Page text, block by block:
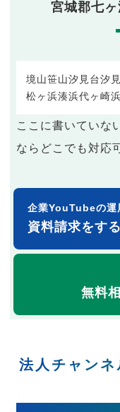
宮城郡七
境山笹山汐見台汐
松ヶ浜湊浜代ヶ崎浜
ここに書いていな
ならどこでも対応
企業YouTubeの運
資料請求をする
無料
法人チャン